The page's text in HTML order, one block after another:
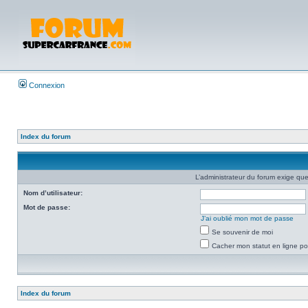
Connexion
Index du forum
L’administrateur du forum exige
Nom d’utilisateur:
Mot de passe:
J’ai oublié mon mot de passe
Se souvenir de moi
Cacher mon statut en ligne
Index du forum